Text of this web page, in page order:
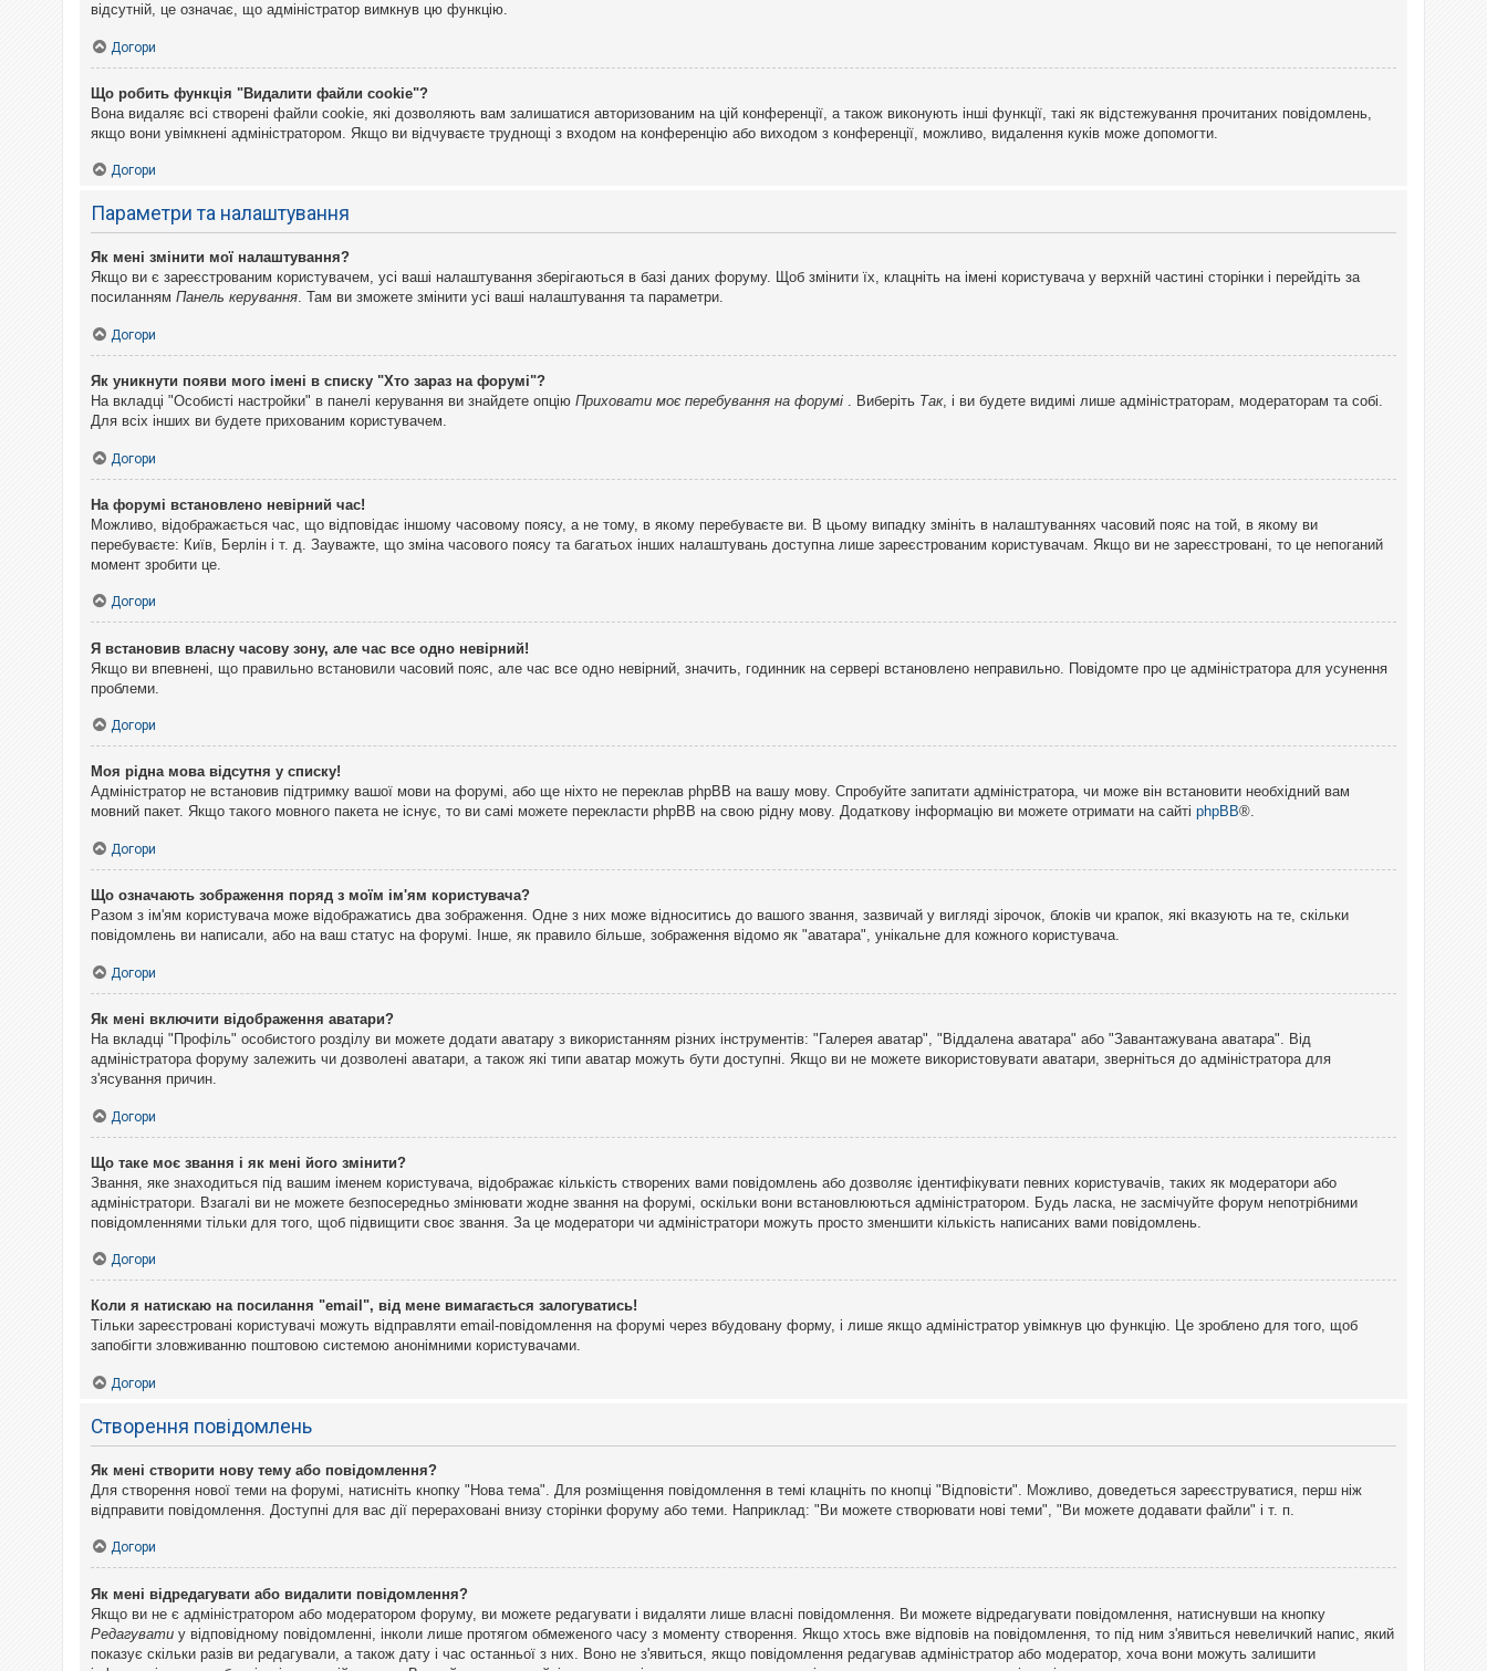
відсутній, це означає, що адміністратор вимкнув цю функцію.
Догори
Що робить функція "Видалити файли cookie"?
Вона видаляє всі створені файли cookie, які дозволяють вам залишатися авторизованим на цій конференції, а також виконують інші функції, такі як відстежування прочитаних повідомлень,
якщо вони увімкнені адміністратором. Якщо ви відчуваєте труднощі з входом на конференцію або виходом з конференції, можливо, видалення куків може допомогти.
Догори
Параметри та налаштування
Як мені змінити мої налаштування?
Якщо ви є зареєстрованим користувачем, усі ваші налаштування зберігаються в базі даних форуму. Щоб змінити їх, клацніть на імені користувача у верхній частині сторінки і перейдіть за
посиланням Панель керування. Там ви зможете змінити усі ваші налаштування та параметри.
Догори
Як уникнути появи мого імені в списку "Хто зараз на форумі"?
На вкладці "Особисті настройки" в панелі керування ви знайдете опцію Приховати моє перебування на форумі . Виберіть Так, і ви будете видимі лише адміністраторам, модераторам та собі.
Для всіх інших ви будете прихованим користувачем.
Догори
На форумі встановлено невірний час!
Можливо, відображається час, що відповідає іншому часовому поясу, а не тому, в якому перебуваєте ви. В цьому випадку змініть в налаштуваннях часовий пояс на той, в якому ви
перебуваєте: Київ, Берлін і т. д. Зауважте, що зміна часового поясу та багатьох інших налаштувань доступна лише зареєстрованим користувачам. Якщо ви не зареєстровані, то це непоганий
момент зробити це.
Догори
Я встановив власну часову зону, але час все одно невірний!
Якщо ви впевнені, що правильно встановили часовий пояс, але час все одно невірний, значить, годинник на сервері встановлено неправильно. Повідомте про це адміністратора для усунення
проблеми.
Догори
Моя рідна мова відсутня у списку!
Адміністратор не встановив підтримку вашої мови на форумі, або ще ніхто не переклав phpBB на вашу мову. Спробуйте запитати адміністратора, чи може він встановити необхідний вам
мовний пакет. Якщо такого мовного пакета не існує, то ви самі можете перекласти phpBB на свою рідну мову. Додаткову інформацію ви можете отримати на сайті phpBB®.
Догори
Що означають зображення поряд з моїм ім'ям користувача?
Разом з ім'ям користувача може відображатись два зображення. Одне з них може відноситись до вашого звання, зазвичай у вигляді зірочок, блоків чи крапок, які вказують на те, скільки
повідомлень ви написали, або на ваш статус на форумі. Інше, як правило більше, зображення відомо як "аватара", унікальне для кожного користувача.
Догори
Як мені включити відображення аватари?
На вкладці "Профіль" особистого розділу ви можете додати аватару з використанням різних інструментів: "Галерея аватар", "Віддалена аватара" або "Завантажувана аватара". Від
адміністратора форуму залежить чи дозволені аватари, а також які типи аватар можуть бути доступні. Якщо ви не можете використовувати аватари, зверніться до адміністратора для
з'ясування причин.
Догори
Що таке моє звання і як мені його змінити?
Звання, яке знаходиться під вашим іменем користувача, відображає кількість створених вами повідомлень або дозволяє ідентифікувати певних користувачів, таких як модератори або
адміністратори. Взагалі ви не можете безпосередньо змінювати жодне звання на форумі, оскільки вони встановлюються адміністратором. Будь ласка, не засмічуйте форум непотрібними
повідомленнями тільки для того, щоб підвищити своє звання. За це модератори чи адміністратори можуть просто зменшити кількість написаних вами повідомлень.
Догори
Коли я натискаю на посилання "email", від мене вимагається залогуватись!
Тільки зареєстровані користувачі можуть відправляти email-повідомлення на форумі через вбудовану форму, і лише якщо адміністратор увімкнув цю функцію. Це зроблено для того, щоб
запобігти зловживанню поштовою системою анонімними користувачами.
Догори
Створення повідомлень
Як мені створити нову тему або повідомлення?
Для створення нової теми на форумі, натисніть кнопку "Нова тема". Для розміщення повідомлення в темі клацніть по кнопці "Відповісти". Можливо, доведеться зареєструватися, перш ніж
відправити повідомлення. Доступні для вас дії перераховані внизу сторінки форуму або теми. Наприклад: "Ви можете створювати нові теми", "Ви можете додавати файли" і т. п.
Догори
Як мені відредагувати або видалити повідомлення?
Якщо ви не є адміністратором або модератором форуму, ви можете редагувати і видаляти лише власні повідомлення. Ви можете відредагувати повідомлення, натиснувши на кнопку
Редагувати у відповідному повідомленні, інколи лише протягом обмеженого часу з моменту створення. Якщо хтось вже відповів на повідомлення, то під ним з'явиться невеличкий напис, який
показує скільки разів ви редагували, а також дату і час останньої з них. Воно не з'явиться, якщо повідомлення редагував адміністратор або модератор, хоча вони можуть залишити